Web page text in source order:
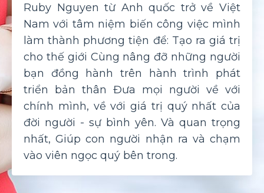
Ruby Nguyen từ Anh quốc trở về Việt
Nam với tâm niệm biến công việc mình
làm thành phương tiện để: Tạo ra giá trị
cho thế giới Cùng nâng đỡ những người
bạn đồng hành trên hành trình phát
triển bản thân Đưa mọi người về với
chính mình, về với giá trị quý nhất của
đời người - sự bình yên. Và quan trọng
nhất, Giúp con người nhận ra và chạm
vào viên ngọc quý bên trong.